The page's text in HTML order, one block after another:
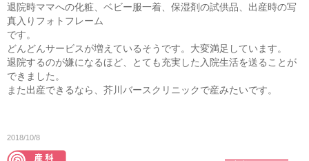
退院時ママへの化粧、ベビー服一着、保湿剤の試供品、出産時の写
真入りフォトフレーム
です。
どんどんサービスが増えているそうです。大変満足しています。
退院するのが嫌になるほど、とても充実した入院生活を送ることが
できました。
また出産できるなら、芥川バースクリニックで産みたいです。
2018/10/8